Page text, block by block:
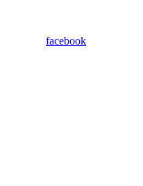
facebook